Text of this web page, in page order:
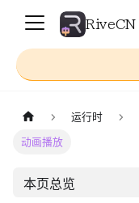
RiveCN
运行时
动画播放
本页总览